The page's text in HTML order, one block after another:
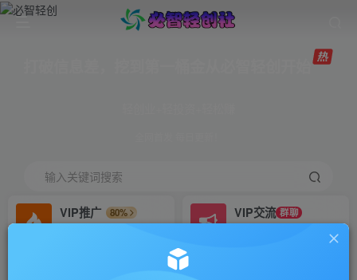
输入关键词搜索
VIP推广
80%
VIP交流 群聊
研究探讨更多创业项目路子。